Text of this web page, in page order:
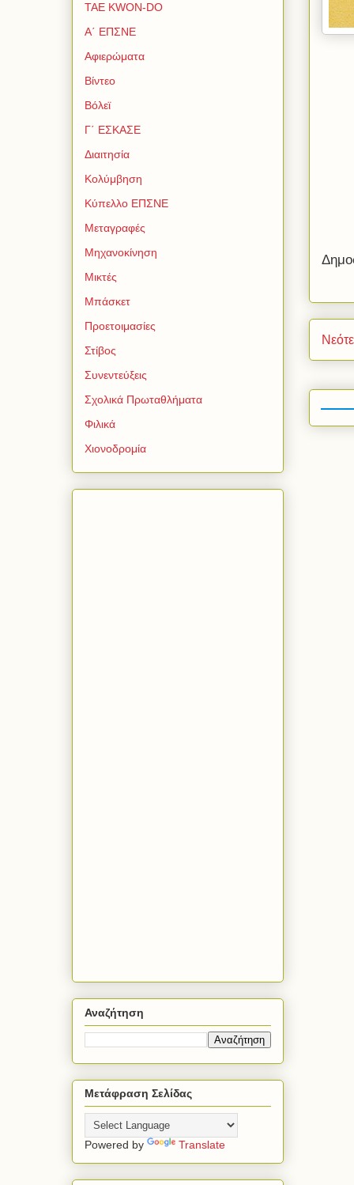
TAE KWON-DO
Α΄ ΕΠΣΝΕ
Αφιερώματα
Βίντεο
Βόλεϊ
Γ΄ ΕΣΚΑΣΕ
Διαιτησία
Κολύμβηση
Κύπελλο ΕΠΣΝΕ
Μεταγραφές
Μηχανοκίνηση
Μικτές
Μπάσκετ
Προετοιμασίες
Στίβος
Συνεντεύξεις
Σχολικά Πρωταθλήματα
Φιλικά
Χιονοδρομία
Αναζήτηση
Μετάφραση Σελίδας
Powered by Translate